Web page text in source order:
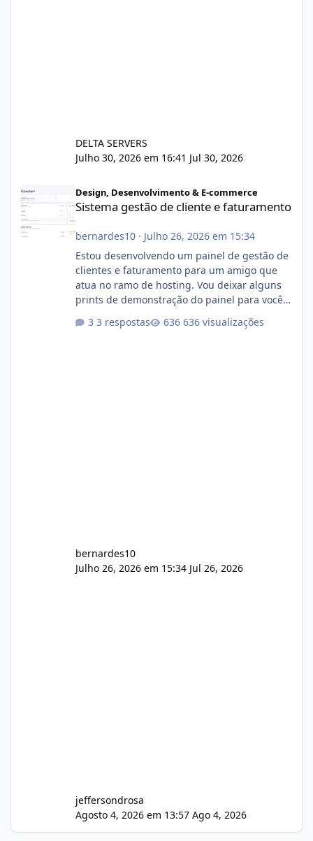
DELTA SERVERS
Julho 30, 2026 em 16:41 Jul 30, 2026
Design, Desenvolvimento & E-commerce
Sistema gestão de cliente e faturamento
bernardes10· Julho 26, 2026 em 15:34
Estou desenvolvendo um painel de gestão de
clientes e faturamento para um amigo que
atua no ramo de hosting. Vou deixar alguns
prints de demonstração do painel para vocês
com cerca de 80% concluído e conta com
3 respostas 636 visualizações
bernardes10
Julho 26, 2026 em 15:34 Jul 26, 2026
jeffersondrosa
Agosto 4, 2026 em 13:57 Ago 4, 2026